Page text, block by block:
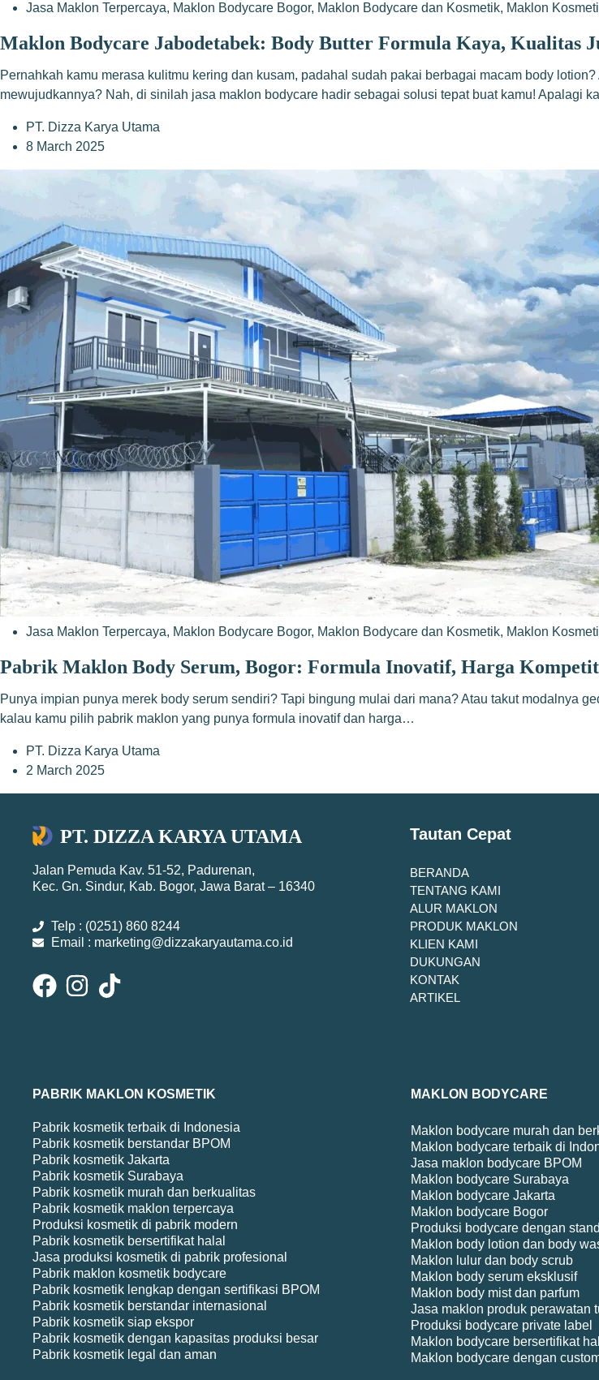
Jasa Maklon Terpercaya, Maklon Bodycare Bogor, Maklon Bodycare dan Kosmetik, Maklon
Maklon Bodycare Jabodetabek: Body Butter Formula Kaya, Kualitas
Pernahkah kamu merasa kulitmu kering dan kusam, padahal sudah pakai berbagai macam body
mewujudkannya? Nah, di sinilah jasa maklon bodycare hadir sebagai solusi tepat buat kamu! Apalagi
PT. Dizza Karya Utama
8 March 2025
Jasa Maklon Terpercaya, Maklon Bodycare Bogor, Maklon Bodycare dan Kosmetik, Maklon
Pabrik Maklon Body Serum, Bogor: Formula Inovatif, Harga
Punya impian punya merek body serum sendiri? Tapi bingung mulai dari mana? Atau takut modalnya
kalau kamu pilih pabrik maklon yang punya formula inovatif dan harga…
PT. Dizza Karya Utama
2 March 2025
PT. DIZZA KARYA UTAMA
Jalan Pemuda Kav. 51-52, Padurenan,
Kec. Gn. Sindur, Kab. Bogor, Jawa Barat – 16340
Telp : (0251) 860 8244
Email : marketing@dizzakaryautama.co.id
Tautan Cepat
BERANDA
TENTANG KAMI
ALUR MAKLON
PRODUK MAKLON
KLIEN KAMI
DUKUNGAN
KONTAK
ARTIKEL
PABRIK MAKLON KOSMETIK
Pabrik kosmetik terbaik di Indonesia
Pabrik kosmetik berstandar BPOM
Pabrik kosmetik Jakarta
Pabrik kosmetik Surabaya
Pabrik kosmetik murah dan berkualitas
Pabrik kosmetik maklon terpercaya
Produksi kosmetik di pabrik modern
Pabrik kosmetik bersertifikat halal
Jasa produksi kosmetik di pabrik profesional
Pabrik maklon kosmetik bodycare
Pabrik kosmetik lengkap dengan sertifikasi BPOM
Pabrik kosmetik berstandar internasional
Pabrik kosmetik siap ekspor
Pabrik kosmetik dengan kapasitas produksi besar
Pabrik kosmetik legal dan aman
MAKLON BODYCARE
Maklon bodycare murah dan
Maklon bodycare terbaik di
Jasa maklon bodycare BPOM
Maklon bodycare Surabaya
Maklon bodycare Jakarta
Maklon bodycare Bogor
Produksi bodycare dengan
Maklon body lotion dan body
Maklon lulur dan body scrub
Maklon body serum eksklusif
Maklon body mist dan parfum
Jasa maklon produk perawatan
Produksi bodycare private label
Maklon bodycare bersertifikat
Maklon bodycare dengan